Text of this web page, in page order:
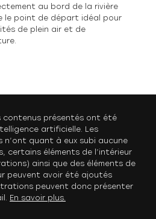
au bord de la rivière
le point de départ idéal pour
de plein air et de
contenus présentés ont été
artificielle. Les
n’ont quant à eux subi aucune
certains éléments de l’intérieur
ainsi que des éléments de
peuvent avoir été ajoutés
peuvent donc présenter
En savoir plus.